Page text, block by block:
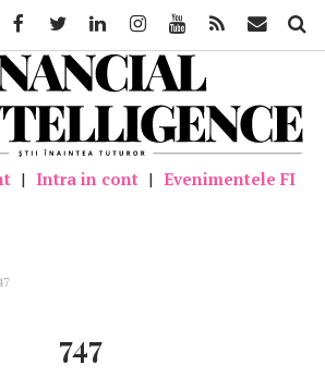
| Intra in cont | Evenimentele FI
747
FacebookTwitter LinkedinInstagramYoutube Feed Mail